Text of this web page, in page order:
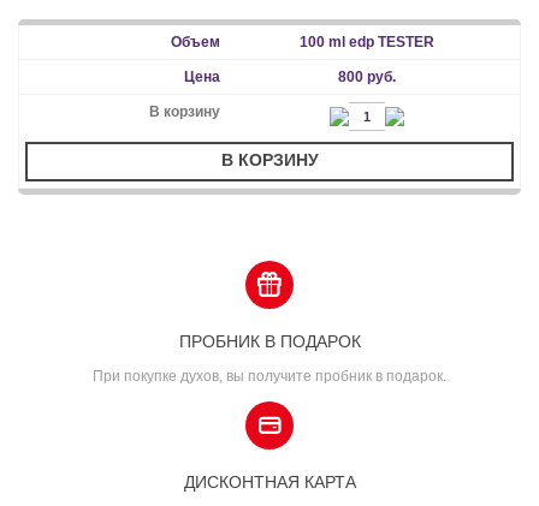
100 ml edp TESTER
800 руб.
В КОРЗИНУ
ПРОБНИК В ПОДАРОК
При покупке духов, вы получите пробник в подарок.
ДИСКОНТНАЯ КАРТА